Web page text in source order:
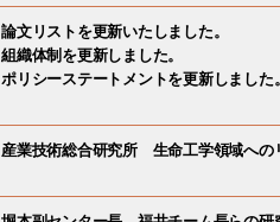
論文リストを更新いたしました。
組織体制を更新しました。
ポリシーステートメントを更新しました
産業技術総合研究所 生命工学領域への